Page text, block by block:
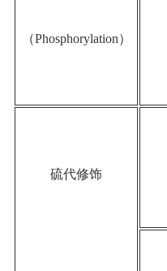
（Phosphorylation）
硫代修饰